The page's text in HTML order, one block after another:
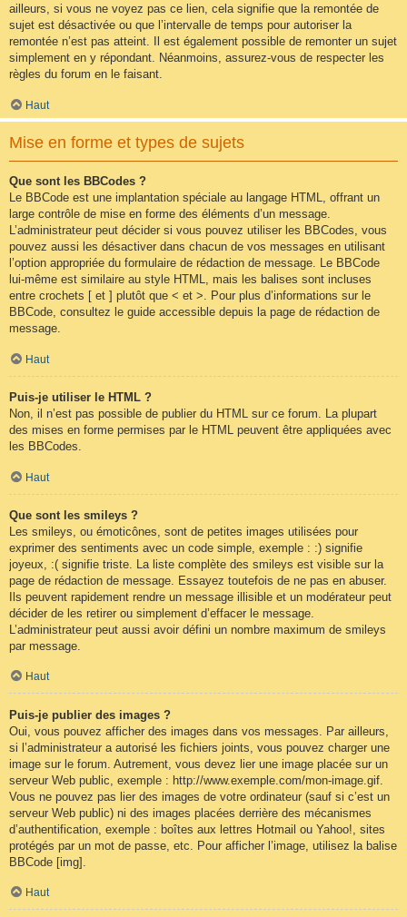
ailleurs, si vous ne voyez pas ce lien, cela signifie que la remontée de
sujet est désactivée ou que l’intervalle de temps pour autoriser la
remontée n’est pas atteint. Il est également possible de remonter un sujet
simplement en y répondant. Néanmoins, assurez-vous de respecter les
règles du forum en le faisant.
Haut
Mise en forme et types de sujets
Que sont les BBCodes ?
Le BBCode est une implantation spéciale au langage HTML, offrant un
large contrôle de mise en forme des éléments d’un message.
L’administrateur peut décider si vous pouvez utiliser les BBCodes, vous
pouvez aussi les désactiver dans chacun de vos messages en utilisant
l’option appropriée du formulaire de rédaction de message. Le BBCode
lui-même est similaire au style HTML, mais les balises sont incluses
entre crochets [ et ] plutôt que < et >. Pour plus d’informations sur le
BBCode, consultez le guide accessible depuis la page de rédaction de
message.
Haut
Puis-je utiliser le HTML ?
Non, il n’est pas possible de publier du HTML sur ce forum. La plupart
des mises en forme permises par le HTML peuvent être appliquées avec
les BBCodes.
Haut
Que sont les smileys ?
Les smileys, ou émoticônes, sont de petites images utilisées pour
exprimer des sentiments avec un code simple, exemple : :) signifie
joyeux, :( signifie triste. La liste complète des smileys est visible sur la
page de rédaction de message. Essayez toutefois de ne pas en abuser.
Ils peuvent rapidement rendre un message illisible et un modérateur peut
décider de les retirer ou simplement d’effacer le message.
L’administrateur peut aussi avoir défini un nombre maximum de smileys
par message.
Haut
Puis-je publier des images ?
Oui, vous pouvez afficher des images dans vos messages. Par ailleurs,
si l’administrateur a autorisé les fichiers joints, vous pouvez charger une
image sur le forum. Autrement, vous devez lier une image placée sur un
serveur Web public, exemple : http://www.exemple.com/mon-image.gif.
Vous ne pouvez pas lier des images de votre ordinateur (sauf si c’est un
serveur Web public) ni des images placées derrière des mécanismes
d’authentification, exemple : boîtes aux lettres Hotmail ou Yahoo!, sites
protégés par un mot de passe, etc. Pour afficher l’image, utilisez la balise
BBCode [img].
Haut